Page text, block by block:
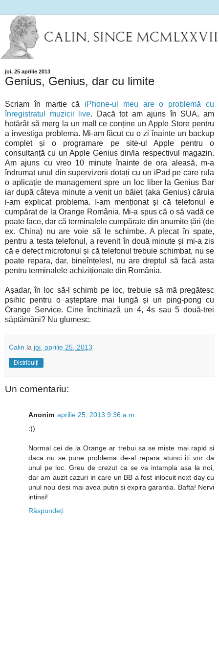
joi, 25 aprilie 2013
Genius, Genius, dar cu limite
Scriam în martie că iPhone-ul meu are o problemă cu
înregistratul muzicii live. Dacă tot am ajuns în SUA, am
hotărât să merg la un mall ce conține un Apple Store pentru
a investiga problema. Mi-am făcut cu o zi înainte un backup
complet și o programare pe site-ul Apple pentru o
consultanță cu un Apple Genius din/la respectivul magazin.
Am ajuns cu vreo 10 minute înainte de ora aleasă, m-a
îndrumat unul din supervizorii dotați cu un iPad pe care rula
o aplicație de management spre un loc liber la Genius Bar
iar după câteva minute a venit un băiet (aka Genius) căruia
i-am explicat problema. I-am menționat și că telefonul e
cumpărat de la Orange România. Mi-a spus că o să vadă ce
poate face, dar că terminalele cumpărate din anumite țări (de
ex. China) nu are voie să le schimbe. A plecat în spate,
pentru a testa telefonul, a revenit în două minute și mi-a zis
că e defect microfonul și că telefonul trebuie schimbat, nu se
poate repara, dar, bineînțeles!, nu are dreptul să facă asta
pentru terminalele achiziționate din România.
Așadar, în loc să-l schimb pe loc, trebuie să mă pregătesc
psihic pentru o așteptare mai lungă și un ping-pong cu
Orange Service. Cine închiriază un 4, 4s sau 5 două-trei
săptămâni? Nu glumesc.
Calin la joi, aprilie 25, 2013
Distribuiți
Un comentariu:
Anonim aprilie 25, 2013 9:36 a.m.
:))
Normal cei de la Orange ar trebui sa se miste mai rapid si
daca nu se pune problema de-al repara atunci iti vor da
unul pe loc. Greu de crezut ca se va intampla asa la noi,
dar am auzit cazuri in care un BB a fost inlocuit next day cu
unul nou desi mai avea putin si expira garantia. Bafta! Nervi
intinsi!
Răspundeți